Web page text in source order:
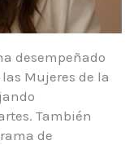
desempeñado
Mujeres de la
También
de